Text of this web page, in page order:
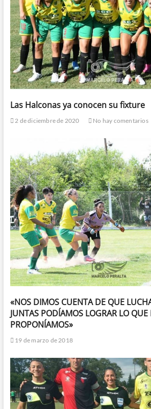
Las Halconas ya conocen su fixture
2 de diciembre de 2020 No hay comentarios
«NOS DIMOS CUENTA DE QUE
JUNTAS PODÍAMOS LOGRAR LO QUE
PROPONÍAMOS»
19 de marzo de 2018